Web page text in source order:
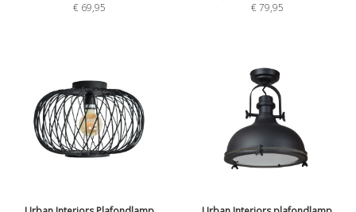
€ 69,95
€79,95